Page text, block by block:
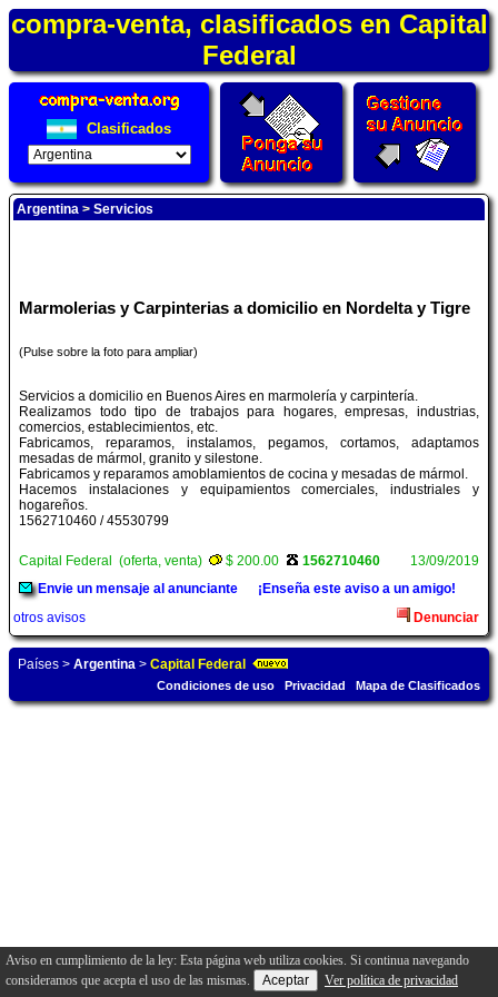
compra-venta, clasificados en Capital
Federal
Clasificados
Argentina > Servicios
Marmolerias y Carpinterias a domicilio en Nordelta y Tigre
(Pulse sobre la foto para ampliar)
Servicios a domicilio en Buenos Aires en marmolería y carpintería.
Realizamos todo tipo de trabajos para hogares, empresas, industrias,
comercios, establecimientos, etc.
Fabricamos, reparamos, instalamos, pegamos, cortamos, adaptamos
mesadas de mármol, granito y silestone.
Fabricamos y reparamos amoblamientos de cocina y mesadas de mármol.
Hacemos instalaciones y equipamientos comerciales, industriales y
hogareños.
1562710460 / 45530799
Capital Federal (oferta, venta) $ 200.00 1562710460
13/09/2019
Envie un mensaje al anunciante
¡Enseña este aviso a un amigo!
otros avisos
Denunciar
Países > Argentina > Capital Federal
Condiciones de uso Privacidad Mapa de Clasificados
Aviso en cumplimiento de la ley: Esta página web utiliza cookies. Si continua navegando
consideramos que acepta el uso de las mismas.
Ver política de privacidad